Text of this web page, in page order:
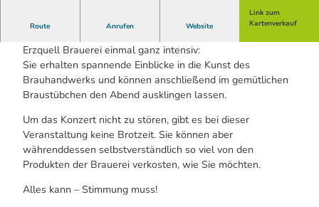
Route Anrufen Website
Link zum
Kartenverkauf
Erzquell Brauerei einmal ganz intensiv:
Sie erhalten spannende Einblicke in die Kunst des
Brauhandwerks und können anschließend im gemütlichen
Braustübchen den Abend ausklingen lassen.
Um das Konzert nicht zu stören, gibt es bei dieser
Veranstaltung keine Brotzeit. Sie können aber
währenddessen selbstverständlich so viel von den
Produkten der Brauerei verkosten, wie Sie möchten.
Alles kann – Stimmung muss!